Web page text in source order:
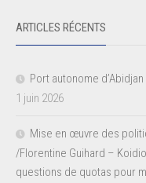
ARTICLES RÉCENTS
Port autonome
1 juin 2026
Mise en œuvre des
/Florentine Guihard –
questions de quotas pour